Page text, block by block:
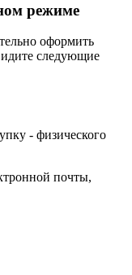
режиме
оформить
следующие
- физического
почты,